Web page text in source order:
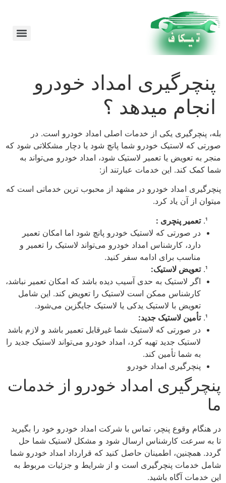
پنچرگیری امداد خودرو
انجام میدهد ؟
بله، پنچرگیری یکی از خدمات اصلی امداد خودرو است. در
صورتی که لاستیک خودرو شما پانچ شود یا دچار مشکلاتی شود که
منجر به تعویض یا تعمیر لاستیک شود، امداد خودرو می‌تواند به
شما کمک کند. این خدمات عبارتند از:
پنچرگیری امداد خودرو در مشهد از محبوب ترین خدماتی است که
میتوان از آن یاد کرد.
تعمیر پنچری :
در صورتی که لاستیک خودرو پانچ شود اما امکان تعمیر
دارد، کارشناس امداد خودرو می‌تواند لاستیک را تعمیر و
مناسب برای ادامه سفر کنید.
تعویض لاستیک:
اگر لاستیک به حدی آسیب دیده باشد که امکان تعمیر نباشد،
کارشناس ممکن است لاستیک را تعویض کند. این شامل
تعویض با لاستیک یدکی یا لاستیک جایگزین می‌شود.
تأمین لاستیک جدید:
در صورتی که لاستیک شما غیرقابل تعمیر باشد و لازم باشد
لاستیک جدید تهیه کرد، امداد خودرو می‌تواند لاستیک جدید را
به شما تأمین کند.
پنچرگیری امداد خودرو
پنچرگیری امداد خودرو از خدمات
ما
در هنگام وقوع پنچر، تماس با شرکت امداد خودرو خود را بگیرید
تا به سرعت کارشناس ارسال شود و مشکل لاستیک شما حل
گردد. همچنین، اطمینان حاصل کنید که قرارداد امداد خودرو شما
شامل خدمات پنچرگیری است و از شرایط و جزئیات مربوط به
این خدمات آگاه باشید.